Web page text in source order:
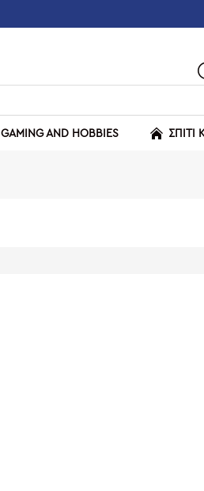
GAMING AND HOBBIES ΣΠΙΤΙ